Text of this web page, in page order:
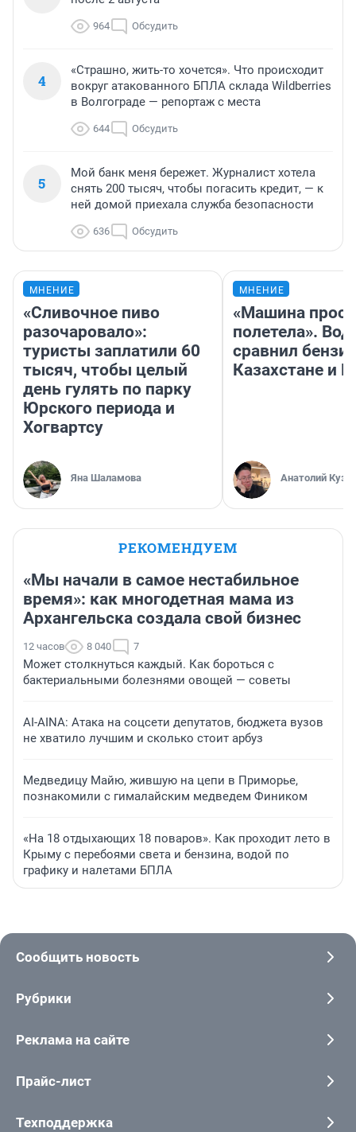
964 Обсудить
4
«Страшно, жить-то хочется». Что происходит
вокруг атакованного БПЛА склада Wildberries
в Волгограде — репортаж с места
644 Обсудить
5
Мой банк меня бережет. Журналист хотела
снять 200 тысяч, чтобы погасить кредит, — к
ней домой приехала служба безопасности
636 Обсудить
МНЕНИЕ
«Сливочное пиво
разочаровало»:
туристы заплатили 60
тысяч, чтобы целый
день гулять по парку
Юрского периода и
Хогвартсу
Яна Шаламова
МНЕНИЕ
«Машина
полетела».
сравнил
Казахстане и
Анатолий
РЕКОМЕНДУЕМ
«Мы начали в самое нестабильное
время»: как многодетная мама из
Архангельска создала свой бизнес
12 часов 8 040 7
Может столкнуться каждый. Как бороться с
бактериальными болезнями овощей — советы
AI-AINA: Атака на соцсети депутатов, бюджета вузов
не хватило лучшим и сколько стоит арбуз
Медведицу Майю, жившую на цепи в Приморье,
познакомили с гималайским медведем Фиником
«На 18 отдыхающих 18 поваров». Как проходит лето в
Крыму с перебоями света и бензина, водой по
графику и налетами БПЛА
Сообщить новость
Рубрики
Реклама на сайте
Прайс-лист
Техподдержка